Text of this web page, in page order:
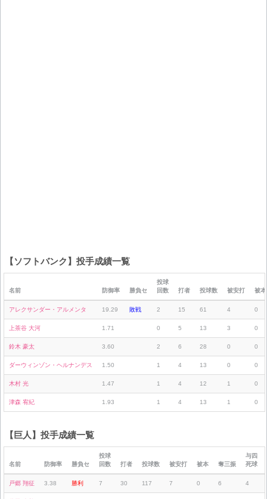
【ソフトバンク】投手成績一覧
名前 防御率 勝負セ
投球
回数
打者 投球数 被安打 被本
アレクサンダー・アルメンタ 19.29 敗戦 2 15 61 4 0
上茶谷 大河 1.71 0 5 13 3 0
鈴木 豪太 3.60 2 6 28 0 0
ダーウィンゾン・ヘルナンデス 1.50 1 4 13 0 0
木村 光 1.47 1 4 12 1 0
津森 宥紀 1.93 1 4 13 1 0
【巨人】投手成績一覧
名前 防御率 勝負セ
投球
回数
打者 投球数 被安打 被本 奪三振
与四
死球
戸郷 翔征 3.38 勝利 7 30 117 7 0 6 4